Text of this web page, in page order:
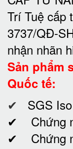
Trí Tuệ cấp
3737/QĐ-
nhận nhãn
Sản phẩm
Quốc tế:
✔ SGS
✔ Chứng
✔ Chứng